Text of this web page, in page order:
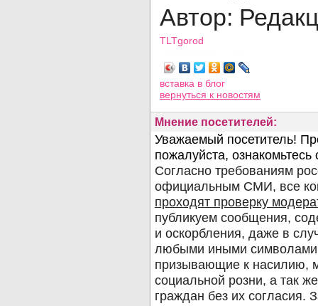
Автор:
TLTgorod
вставка в блог
вернуться к новостям
Мнение посетителей: